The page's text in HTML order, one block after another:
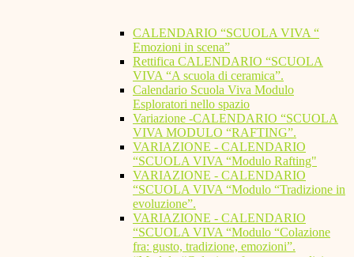
CALENDARIO “SCUOLA VIVA “
Emozioni in scena”
Rettifica CALENDARIO “SCUOLA
VIVA “A scuola di ceramica”.
Calendario Scuola Viva Modulo
Esploratori nello spazio
Variazione -CALENDARIO “SCUOLA
VIVA MODULO “RAFTING”.
VARIAZIONE - CALENDARIO
“SCUOLA VIVA “Modulo Rafting"
VARIAZIONE - CALENDARIO
“SCUOLA VIVA “Modulo “Tradizione in
evoluzione”.
VARIAZIONE - CALENDARIO
“SCUOLA VIVA “Modulo “Colazione
fra: gusto, tradizione, emozioni”.